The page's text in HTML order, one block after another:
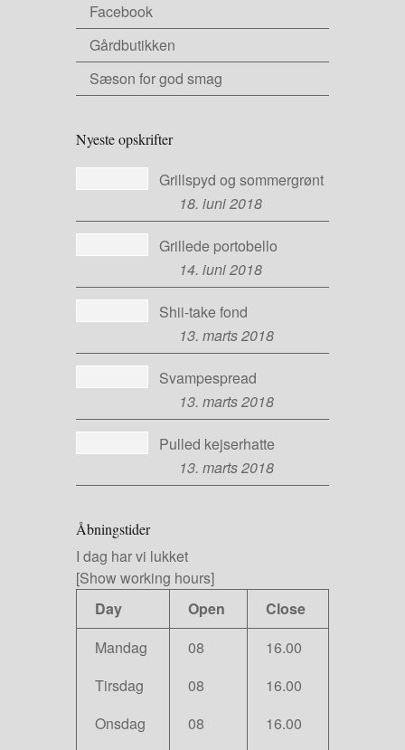
Facebook
Gårdbutikken
Sæson for god smag
Nyeste opskrifter
Grillspyd og sommergrønt
18. juni 2018
Grillede portobello
14. juni 2018
Shii-take fond
13. marts 2018
Svampespread
13. marts 2018
Pulled kejserhatte
13. marts 2018
Åbningstider
I dag har vi lukket
[Show working hours]
Day
Open
Close
Mandag
08
16.00
Tirsdag
08
16.00
Onsdag
08
16.00